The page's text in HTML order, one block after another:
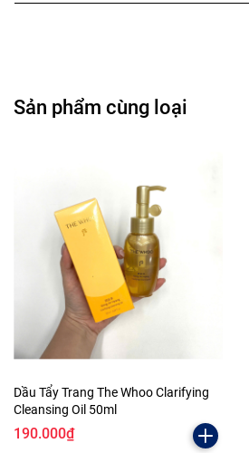
Sản phẩm cùng loại
Dầu Tẩy Trang The Whoo Clarifying
Cleansing Oil 50ml
190.000₫